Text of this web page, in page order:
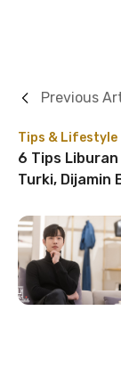
Tips & Lifestyle
6 Tips
Turki, Dijamin
Previous